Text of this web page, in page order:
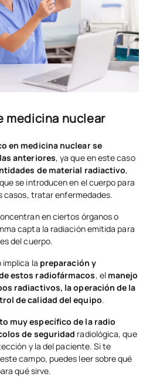
medicina nuclear
en medicina nuclear se
anteriores, ya que en este caso
de material radiactivo,
se introducen en el cuerpo para
casos, tratar enfermedades.
en ciertos órganos o
capta la radiación emitida para
del cuerpo.
la preparación y
estos radiofármacos, elmanejo
radiactivos, la operación de la
de calidad del equipo.
muy específico de la radio
de seguridad radiológica, que
y la del paciente. Si te
campo, puedes leer sobre qué
qué sirve.